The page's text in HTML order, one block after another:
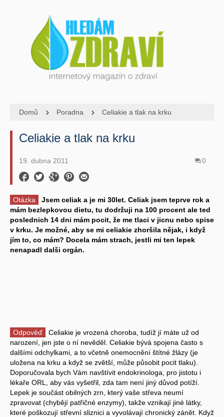
Domů Poradna Celiakie a tlak na krku
Celiakie a tlak na krku
19. dubna 2011 0
Otázka
Jsem celiak a je mi 30let. Celiak jsem teprve rok a
mám bezlepkovou dietu, tu dodržuji na 100 procent ale ted
poslednich 14 dni mám pocit, že me tlaci v jicnu nebo spise
v krku. Je možné, aby se mi celiakie zhoršila nějak, i když
jím to, co mám? Docela mám strach, jestli mi ten lepek
nenapadl dalši orgán.
Odpověď
Celiakie je vrozená choroba, tudíž jí máte už od
narození, jen jste o ní nevěděl. Celiakie bývá spojena často s
dalšími odchylkami, a to včetně onemocnění štítné žlázy (je
uložena na krku a když se zvětší, může působit pocit tlaku).
Doporučovala bych Vám navštívit endokrinologa, pro jistotu i
lékaře ORL, aby vás vyšetřil, zda tam není jiný důvod potíží.
Lepek je součást obilných zrn, který vaše střeva neumí
zpravovat (chybějí patřičné enzymy), takže vznikají jiné látky,
které poškozují střevní sliznici a vyvolávají chronický zánět. Když